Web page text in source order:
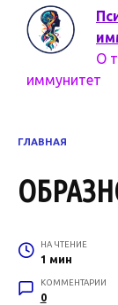
О
иммунитет
ГЛАВНАЯ
НА ЧТЕНИЕ
1 мин
КОММЕНТАРИИ
0